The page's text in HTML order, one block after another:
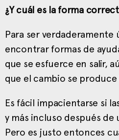
¿Y cuál es la forma
Para ser verdaderamente
encontrar formas de
que se esfuerce en salir,
que el cambio se
Es fácil impacientarse si
y más incluso después
Pero es justo entonces